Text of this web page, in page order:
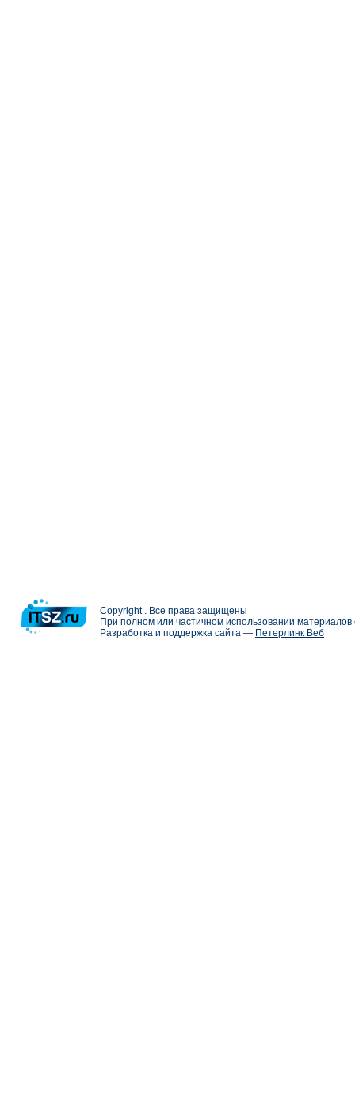
Copyright . Все права защищены
При полном или частичном использовании
Разработка и поддержка сайта — Петерлинк Веб